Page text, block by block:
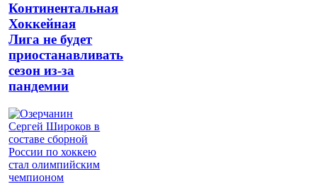
Континентальная
Хоккейная
Лига не будет
приостанавливать
сезон из-за
пандемии